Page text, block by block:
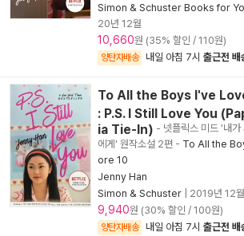
Simon & Schuster Books for
20년 12월
10,660원 (35% 할인 / 110원)
양탄자배송 내일 아침 7시 출근전 배
To All the Boys I've
: P.S. I Still Love You
ia Tie-In) - 넷플릭스 미드 '내가
에게' 원작소설 2편 - To All the
ore 10
Jenny Han
Simon & Schuster
2019년 12월
9,940원 (30% 할인 / 100원)
양탄자배송 내일 아침 7시 출근전 배